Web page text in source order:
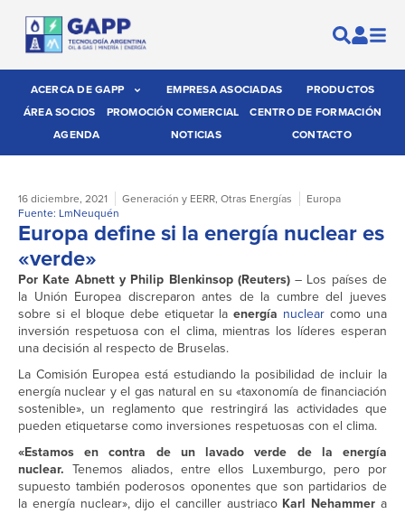
ACERCA DE GAPP EMPRESA ASOCIADAS
PRODUCTOS
ÁREA SOCIOS
PROMOCIÓN COMERCIAL
CENTRO DE FORMACIÓN
AGENDA
NOTICIAS CONTACTO
16 diciembre, 2021 Generación y EERR, Otras Energías
Europa
Fuente: LmNeuquén
Europa define si la energía nuclear es
«verde»
Por Kate Abnett y Philip Blenkinsop (Reuters)– Los países de
la Unión Europea discreparon antes de la cumbre del jueves
sobre si el bloque debe etiquetar laenergía nuclear como una
inversión respetuosa con el clima, mientras los líderes esperan
una decisión al respecto de Bruselas.
La Comisión Europea está estudiando la posibilidad de incluir la
energía nuclear y el gas natural en su «taxonomía de financiación
sostenible», un reglamento que restringirá las actividades que
pueden etiquetarse como inversiones respetuosas con el clima.
«Estamos en contra de un lavado verde de la energía
nuclear. Tenemos aliados, entre ellos Luxemburgo, pero por
supuesto también poderosos oponentes que son partidarios de
la energía nuclear», dijo el canciller austriaco Karl Nehammera